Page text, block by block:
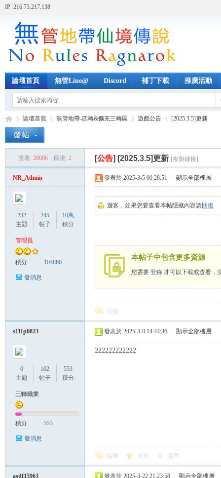
IP: 216.73.217.138
論壇首頁 無管Line@ Discord 補丁下載 推廣活動
論壇首頁
›
無管地帶-四轉&擴充三轉區
›
遊戲公告
›
[2025.3.5]更新
查看: 28086 回復: 2 [公告] [2025.3.5]更新 [複製鏈接]
NR_Admin
232
主題
245
帖子
10萬
積分
管理員
積分 104860
發消息
發表於 2025-3-5 00:28:51 顯示全部樓層
遊客，如果您要查看本帖隱藏內容請回復
本帖子中包含更多資源
您需要 登錄 才可以下載或查看，
回復
s111p0823
0
主題
102
帖子
553
積分
三轉職業
積分 553
發消息
發表於 2025-3-8 14:44:36 顯示全部樓層
222222222222
回復 支持 反對
asdf15963 發表於 2025-3-22 21:23:58 顯示全部樓層